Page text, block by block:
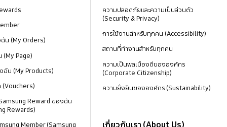
น (My Orders)
Page)
น (My Products)
Reward ของฉัน
Rewards)
Member (Samsung
ความปลอดภัยและความเป็นส่วนตัว
(Security & Privacy)
การใช้งานสำหรับทุกคน (Accessibility)
สถานที่ทำงานสำหรับทุกคน
ความเป็นพลเมืองดีขององค์กร
(Corporate Citizenship)
ความยั่งยืนขององค์กร (Sustainability)
เกี่ยวกับเรา (About Us)